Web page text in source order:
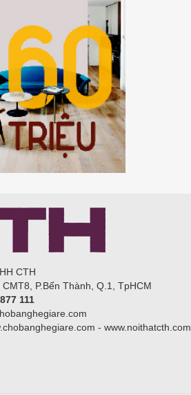
CTH
P.Bến Thành, Q.1, TpHCM
111
- www.noithatcth.com